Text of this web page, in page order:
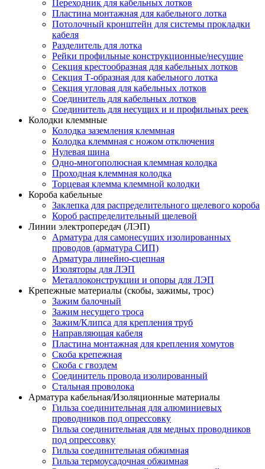
Переходник для кабельных лотков
Пластина монтажная для кабельного лотка
Потолочный кронштейн для системы прокладки
кабеля
Разделитель для лотка
Рейки профильные конструкционные/несущие
Секция крестообразная для кабельных лотков
Секция Т-образная для кабельного лотка
Секция угловая для кабельных лотков
Соединитель для кабельных лотков
Соединитель для несущих и и профильных реек
Колодки клеммные
Колодка заземления клеммная
Колодка клеммная с ножом отключения
Нулевая шина
Одно-многополюсная клеммная колодка
Проходная клеммная колодка
Торцевая клемма клеммной колодки
Короба кабельные
Заклепка для распределительного щелевого короба
Короб распределительный щелевой
Линии электропередач (ЛЭП)
Арматура для самонесущих изолированных
проводов (арматура СИП)
Арматура линейно-сцепная
Изоляторы для ЛЭП
Металлоконструкции и опоры для ЛЭП
Крепежные материалы (скобы, зажимы, трос)
Зажим балочный
Зажим несущего троса
Зажим/Клипса для крепления труб
Направляющая кабеля
Пластина монтажная для крепления хомутов
Скоба крепежная
Скоба с гвоздем
Соединитель провода изолированный
Стальная проволока
Арматура кабельная/Изоляционные материалы
Гильза соединительная для алюминиевых
проводников под опрессовку
Гильза соединительная для медных проводников
под опрессовку
Гильза соединительная обжимная
Гильза термоусадочная обжимная